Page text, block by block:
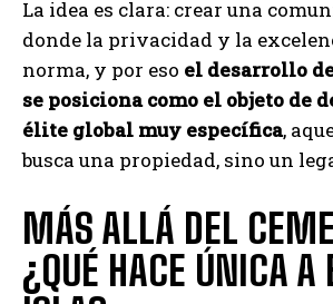
La idea es clara: crear una
donde la privacidad y la
norma, y por eso el desarrollo
se posiciona como el objeto de
élite global muy específica,
busca una propiedad, sino un
MÁS ALLÁ DEL
¿QUÉ HACE ÚNICA A